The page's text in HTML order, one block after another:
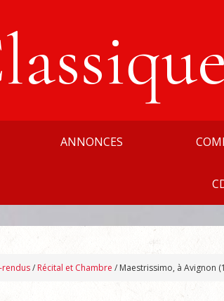
ANNONCES
rendus/ Récital et Chambre / Maestrissimo, à Avignon